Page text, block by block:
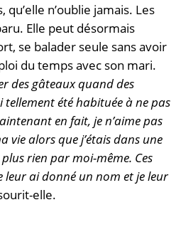
n’oublie jamais. Les
Elle peut désormais
se balader seule sans avoir
du temps avec son mari.
des gâteaux quand des
tellement été habituée à ne pas
en fait, je n’aime pas
vie alors que j’étais dans une
rien par moi-même. Ces
leur ai donné un nom et je leur
elle.